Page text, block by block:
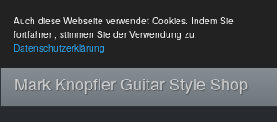
Auch diese Webseite verwendet Cookies. Indem Sie
fortfahren, stimmen Sie der Verwendung zu.
Datenschutzerklärung
Mark Knopfler Guitar Style Shop